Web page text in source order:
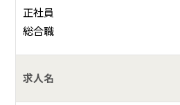
ス会社、レンタカー会社など全国の
自動車の価格査定、販売、レンタル
ど、多岐にわたるモビリティサー
正社員
総合職
求人名